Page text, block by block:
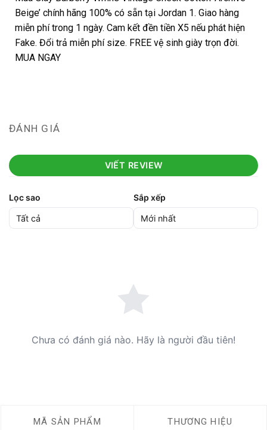
Beige’ chính hãng 100% có sẵn tại Jordan 1. Giao hàng
miễn phí trong 1 ngày. Cam kết đền tiền X5 nếu phát hiện
Fake. Đổi trả miễn phí size. FREE vệ sinh giày trọn đời.
MUA NGAY
ĐÁNH GIÁ
VIẾT REVIEW
Lọc sao Sắp xếp
Chưa có đánh giá nào. Hãy là người đầu tiên!
MÃ SẢN PHẨM THƯƠNG HIỆU